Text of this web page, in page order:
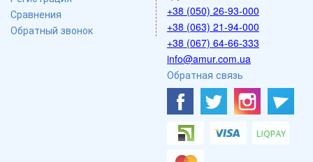
Сравнения
Обратный звонок
+38 (050) 26-93-000
+38 (063) 21-94-000
+38 (067) 64-66-333
info@amur.com.ua
Обратная связь